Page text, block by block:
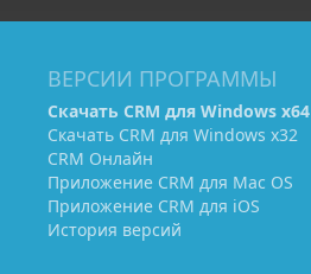
ВЕРСИИ ПРОГРАММЫ
Скачать CRM для Windows х64
Скачать CRM для Windows х32
CRM Онлайн
Приложение CRM для Mac OS
Приложение CRM для iOS
История версий